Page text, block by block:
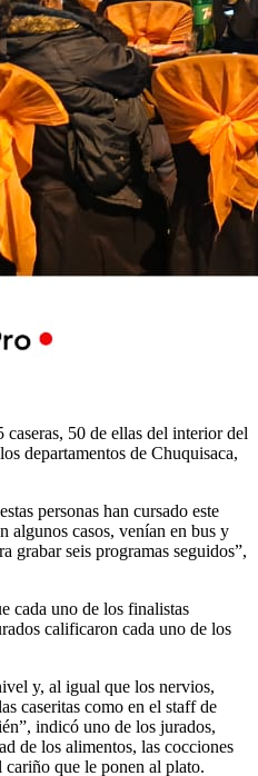
50 de ellas del interior del
departamentos de Chuquisaca,
personas han cursado este
algunos casos, venían en bus y
grabar seis programas seguidos”,
cada uno de los finalistas
calificaron cada uno de los
y, al igual que los nervios,
caseritas como en el staff de
indicó uno de los jurados,
de los alimentos, las cocciones
cariño que le ponen al plato.